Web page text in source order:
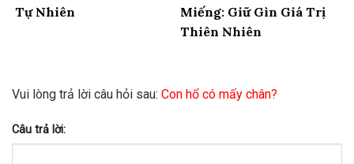
Tự Nhiên
Miếng: Giữ Gìn Giá Trị
Thiên Nhiên
Vui lòng trả lời câu hỏi sau: Con hổ có mấy chân?
Câu trả lời: